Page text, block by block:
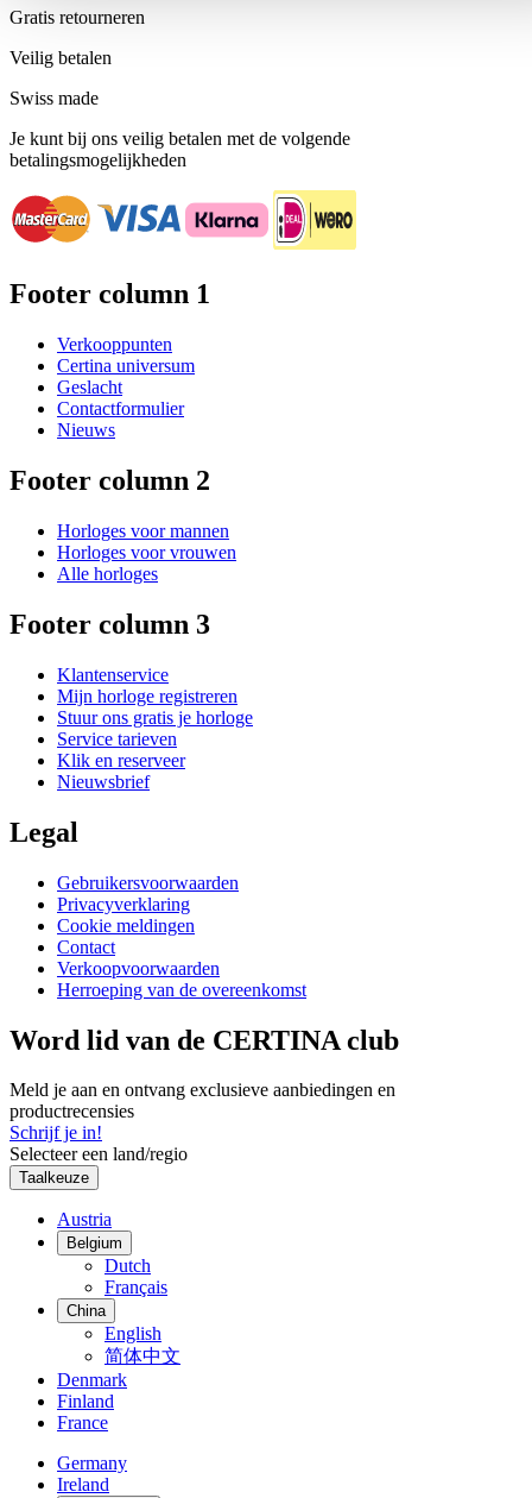
Gratis retourneren
Veilig betalen
Swiss made
Je kunt bij ons veilig betalen met de volgende
betalingsmogelijkheden
Footer column 1
Verkooppunten
Certina universum
Geslacht
Contactformulier
Nieuws
Footer column 2
Horloges voor mannen
Horloges voor vrouwen
Alle horloges
Footer column 3
Klantenservice
Mijn horloge registreren
Stuur ons gratis je horloge
Service tarieven
Klik en reserveer
Nieuwsbrief
Legal
Gebruikersvoorwaarden
Privacyverklaring
Cookie meldingen
Contact
Verkoopvoorwaarden
Herroeping van de overeenkomst
Word lid van de CERTINA club
Meld je aan en ontvang exclusieve aanbiedingen en
productrecensies
Schrijf je in!
Selecteer een land/regio
Taalkeuze
Austria
Belgium
Dutch
Français
China
English
简体中文
Denmark
Finland
France
Germany
Ireland